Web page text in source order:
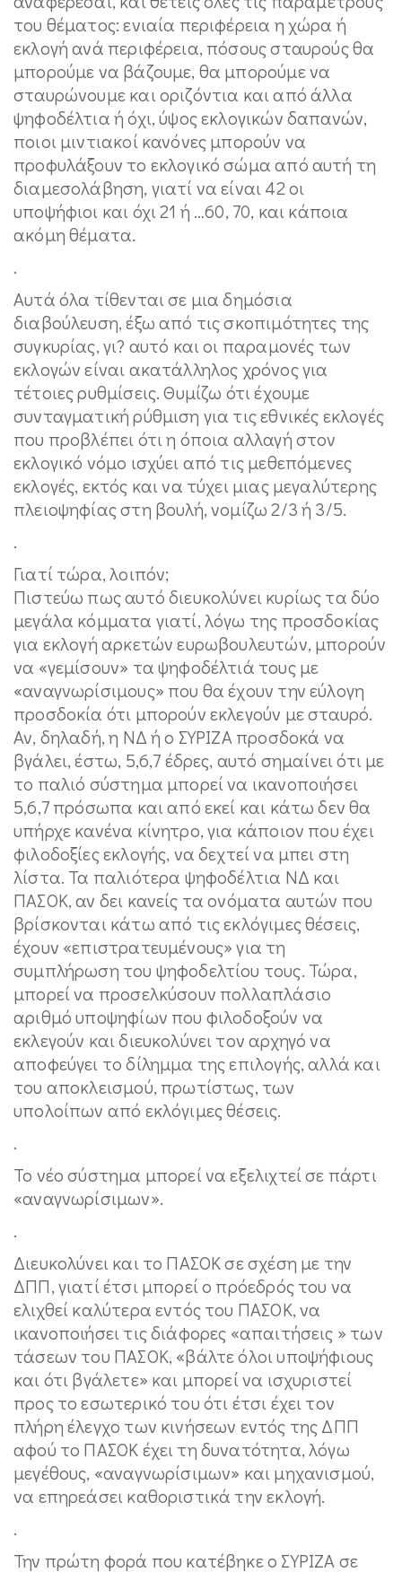
του θέματος: ενιαία περιφέρεια η χώρα ή
εκλογή ανά περιφέρεια, πόσους σταυρούς θα
μπορούμε να βάζουμε, θα μπορούμε να
σταυρώνουμε και οριζόντια και από άλλα
ψηφοδέλτια ή όχι, ύψος εκλογικών δαπανών,
ποιοι μιντιακοί κανόνες μπορούν να
προφυλάξουν το εκλογικό σώμα από αυτή τη
διαμεσολάβηση, γιατί να είναι 42 οι
υποψήφιοι και όχι 21 ή …60, 70, και κάποια
ακόμη θέματα.
.
Αυτά όλα τίθενται σε μια δημόσια
διαβούλευση, έξω από τις σκοπιμότητες της
συγκυρίας, γι? αυτό και οι παραμονές των
εκλογών είναι ακατάλληλος χρόνος για
τέτοιες ρυθμίσεις. Θυμίζω ότι έχουμε
συνταγματική ρύθμιση για τις εθνικές εκλογές
που προβλέπει ότι η όποια αλλαγή στον
εκλογικό νόμο ισχύει από τις μεθεπόμενες
εκλογές, εκτός και να τύχει μιας μεγαλύτερης
πλειοψηφίας στη βουλή, νομίζω 2/3 ή 3/5.
.
Γιατί τώρα, λοιπόν;
Πιστεύω πως αυτό διευκολύνει κυρίως τα δύο
μεγάλα κόμματα γιατί, λόγω της προσδοκίας
για εκλογή αρκετών ευρωβουλευτών, μπορούν
να «γεμίσουν» τα ψηφοδέλτιά τους με
«αναγνωρίσιμους» που θα έχουν την εύλογη
προσδοκία ότι μπορούν εκλεγούν με σταυρό.
Αν, δηλαδή, η ΝΔ ή ο ΣΥΡΙΖΑ προσδοκά να
βγάλει, έστω, 5,6,7 έδρες, αυτό σημαίνει ότι με
το παλιό σύστημα μπορεί να ικανοποιήσει
5,6,7 πρόσωπα και από εκεί και κάτω δεν θα
υπήρχε κανένα κίνητρο, για κάποιον που έχει
φιλοδοξίες εκλογής, να δεχτεί να μπει στη
λίστα. Τα παλιότερα ψηφοδέλτια ΝΔ και
ΠΑΣΟΚ, αν δει κανείς τα ονόματα αυτών που
βρίσκονται κάτω από τις εκλόγιμες θέσεις,
έχουν «επιστρατευμένους» για τη
συμπλήρωση του ψηφοδελτίου τους. Τώρα,
μπορεί να προσελκύσουν πολλαπλάσιο
αριθμό υποψηφίων που φιλοδοξούν να
εκλεγούν και διευκολύνει τον αρχηγό να
αποφεύγει το δίλημμα της επιλογής, αλλά και
του αποκλεισμού, πρωτίστως, των
υπολοίπων από εκλόγιμες θέσεις.
.
Το νέο σύστημα μπορεί να εξελιχτεί σε πάρτι
«αναγνωρίσιμων».
.
Διευκολύνει και το ΠΑΣΟΚ σε σχέση με την
ΔΠΠ, γιατί έτσι μπορεί ο πρόεδρός του να
ελιχθεί καλύτερα εντός του ΠΑΣΟΚ, να
ικανοποιήσει τις διάφορες «απαιτήσεις » των
τάσεων του ΠΑΣΟΚ, «βάλτε όλοι υποψήφιους
και ότι βγάλετε» και μπορεί να ισχυριστεί
προς το εσωτερικό του ότι έτσι έχει τον
πλήρη έλεγχο των κινήσεων εντός της ΔΠΠ
αφού το ΠΑΣΟΚ έχει τη δυνατότητα, λόγω
μεγέθους, «αναγνωρίσιμων» και μηχανισμού,
να επηρεάσει καθοριστικά την εκλογή.
.
Την πρώτη φορά που κατέβηκε ο ΣΥΡΙΖΑ σε